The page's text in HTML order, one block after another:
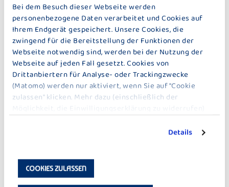
Bei dem Besuch dieser Webseite werden
personenbezogene Daten verarbeitet und Cookies auf
Ihrem Endgerät gespeichert. Unsere Cookies, die
zwingend für die Bereitstellung der Funktionen der
Webseite notwendig sind, werden bei der Nutzung der
Webseite auf jeden Fall gesetzt. Cookies von
Drittanbiertern für Analyse- oder Trackingzwecke
(Matomo) werden nur aktiviert, wenn Sie auf "Cookie
zulassen" klicken. Mehr dazu (einschließlich der
Möglichkeit, die Einwilligungserklärung zu widerrufen)
Details
COOKIES ZULASSEN
DER KLEINE BAUER
HIMBEERE
DER KLEINE BAUER
HEIDELBEER-CASSIS